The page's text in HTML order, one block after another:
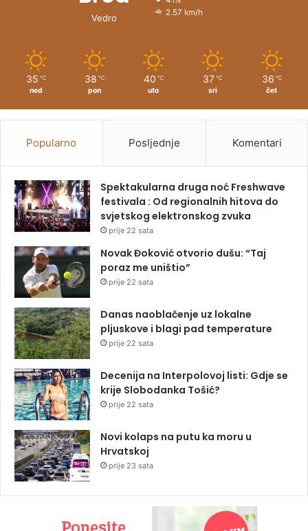
Vedro
2.57 km/h
35 ℃
ned
38 ℃
pon
40 ℃
uto
37 ℃
sri
36 ℃
čet
Popularno Posljednje Komentari
Spektakularna druga noć Freshwave
festivala : Od regionalnih hitova do
svjetskog elektronskog zvuka
prije 22 sata
Novak Đoković otvorio dušu: “Taj
poraz me uništio”
prije 22 sata
Danas naoblačenje uz lokalne
pljuskove i blagi pad temperature
prije 22 sata
Decenija na Interpolovoj listi: Gdje se
krije Slobodanka Tošić?
prije 22 sata
Novi kolaps na putu ka moru u
Hrvatskoj
prije 23 sata